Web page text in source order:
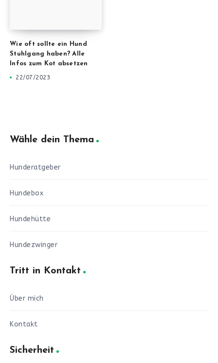
Wie oft sollte ein Hund
Stuhlgang haben? Alle
Infos zum Kot absetzen
22/07/2023
Wähle dein Thema
Hunderatgeber
Hundebox
Hundehütte
Hundezwinger
Tritt in Kontakt
Über mich
Kontakt
Sicherheit